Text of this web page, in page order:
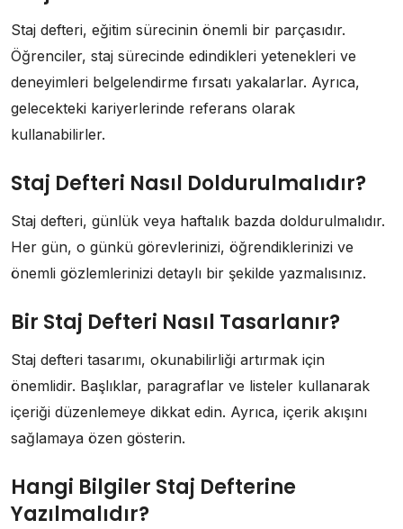
Staj defteri, eğitim sürecinin önemli bir parçasıdır.
Öğrenciler, staj sürecinde edindikleri yetenekleri ve
deneyimleri belgelendirme fırsatı yakalarlar. Ayrıca,
gelecekteki kariyerlerinde referans olarak
kullanabilirler.
Staj Defteri Nasıl Doldurulmalıdır?
Staj defteri, günlük veya haftalık bazda doldurulmalıdır.
Her gün, o günkü görevlerinizi, öğrendiklerinizi ve
önemli gözlemlerinizi detaylı bir şekilde yazmalısınız.
Bir Staj Defteri Nasıl Tasarlanır?
Staj defteri tasarımı, okunabilirliği artırmak için
önemlidir. Başlıklar, paragraflar ve listeler kullanarak
içeriği düzenlemeye dikkat edin. Ayrıca, içerik akışını
sağlamaya özen gösterin.
Hangi Bilgiler Staj Defterine
Yazılmalıdır?